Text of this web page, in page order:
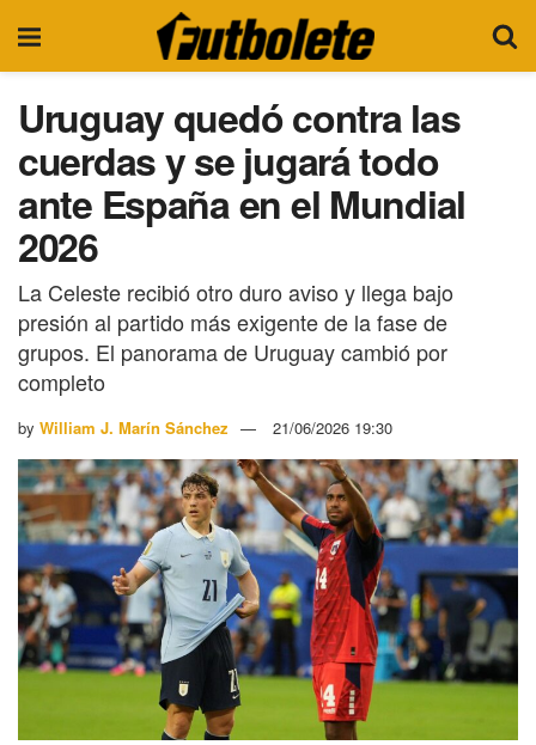
Uruguay quedó contra las
cuerdas y se jugará todo
ante España en el Mundial
2026
La Celeste recibió otro duro aviso y llega bajo
presión al partido más exigente de la fase de
grupos. El panorama de Uruguay cambió por
completo
by William J. Marín Sánchez 21/06/2026 19:30